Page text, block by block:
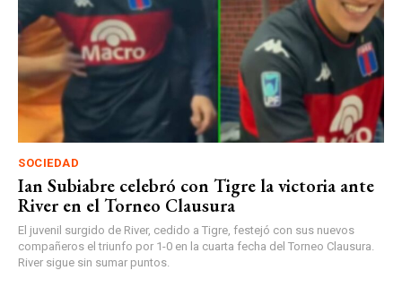
SOCIEDAD
Ian Subiabre celebró con Tigre la victoria ante
River en el Torneo Clausura
El juvenil surgido de River, cedido a Tigre, festejó con sus nuevos
compañeros el triunfo por 1-0 en la cuarta fecha del Torneo Clausura.
River sigue sin sumar puntos.